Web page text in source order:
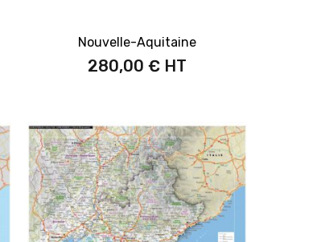
Nouvelle-Aquitaine
280,00 €